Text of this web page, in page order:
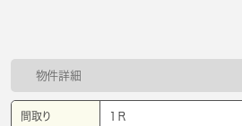
物件詳細
間取り 1Ｒ